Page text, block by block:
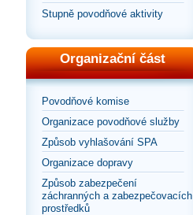
Stupně povodňové aktivity
Organizační část
Povodňové komise
Organizace povodňové služby
Způsob vyhlašování SPA
Organizace dopravy
Způsob zabezpečení
záchranných a zabezpečovacích
prostředků